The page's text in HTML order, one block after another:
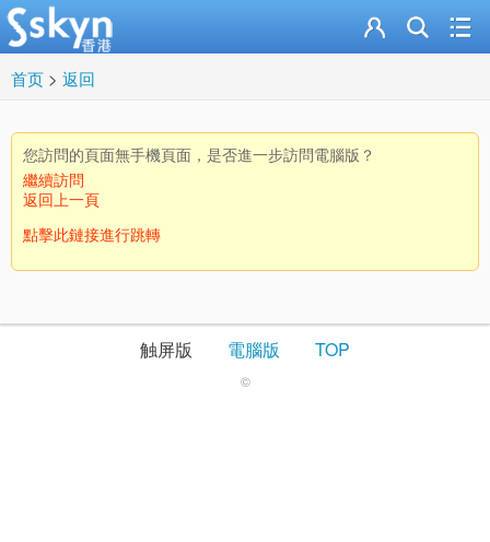
首页 > 返回
您訪問的頁面無手機頁面，是否進一步訪問電腦版？
繼續訪問
返回上一頁
點擊此鏈接進行跳轉
触屏版 電腦版 TOP
©